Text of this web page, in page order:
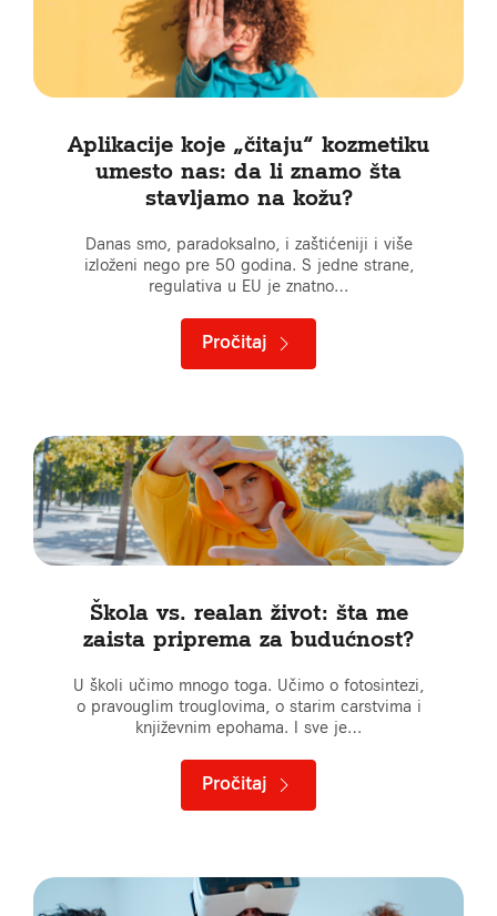
Aplikacije koje „čitaju“ kozmetiku
umesto nas: da li znamo šta
stavljamo na kožu?
Danas smo, paradoksalno, i zaštićeniji i više
izloženi nego pre 50 godina. S jedne strane,
regulativa u EU je znatno…
Pročitaj
Škola vs. realan život: šta me
zaista priprema za budućnost?
U školi učimo mnogo toga. Učimo o fotosintezi,
o pravouglim trouglovima, o starim carstvima i
književnim epohama. I sve je…
Pročitaj